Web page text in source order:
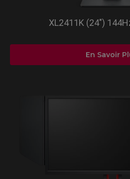
XL2411K (24")
En Savoir